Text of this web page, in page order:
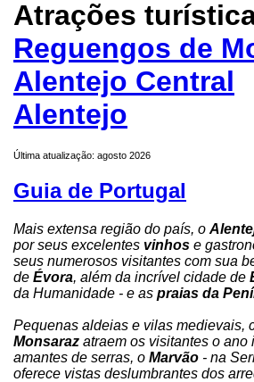
Atrações
Reguengos de
Alentejo Central
Alentejo
Última atualização: agosto 2026
Guia de Portugal
Mais extensa região do país, o
por seus excelentes vinhos e
seus numerosos visitantes com sua
de Évora, além da incrível cidade de
da Humanidade - e as praias da
Pequenas aldeias e vilas medievais,
Monsaraz atraem os visitantes o ano
amantes de serras, o Marvão - na
oferece vistas deslumbrantes dos